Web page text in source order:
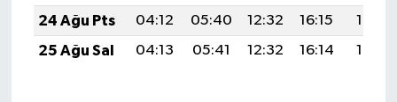
24 Ağu Pts
04:12 05:40 12:32 16:15
19:14
25 Ağu Sal
04:13 05:41 12:32 16:14 19:13